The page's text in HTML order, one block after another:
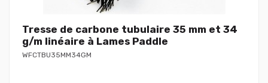
Tresse de carbone tubulaire 35 mm et 34
g/m linéaire à Lames Paddle
WFCTBU35MM34GM